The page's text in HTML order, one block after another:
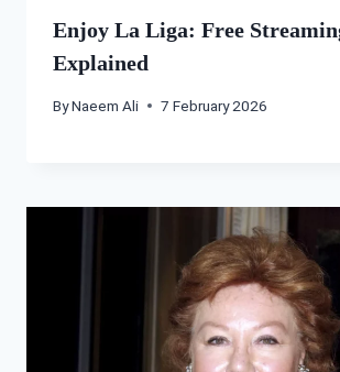
Enjoy La Liga: Free
Explained
ByNaeem Ali 7 February 2026